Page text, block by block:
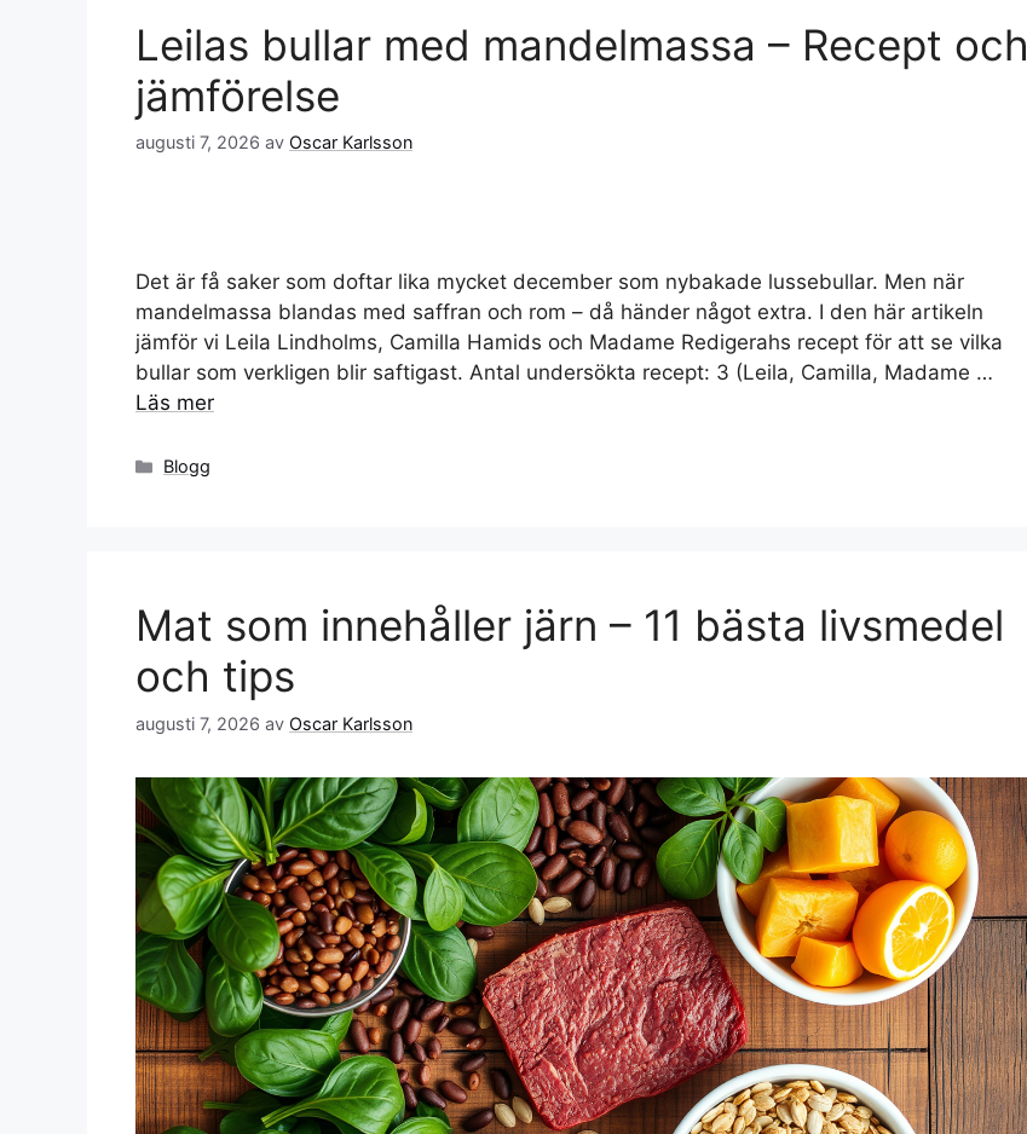
Leilas bullar med mandelmassa – Recept och
jämförelse
augusti 7, 2026 av Oscar Karlsson
Det är få saker som doftar lika mycket december som nybakade lussebullar. Men när
mandelmassa blandas med saffran och rom – då händer något extra. I den här artikeln
jämför vi Leila Lindholms, Camilla Hamids och Madame Redigerahs recept för att se vilka
bullar som verkligen blir saftigast. Antal undersökta recept: 3 (Leila, Camilla, Madame …
Läs mer
Kategorier
Blogg
Mat som innehåller järn – 11 bästa livsmedel
och tips
augusti 7, 2026 av Oscar Karlsson